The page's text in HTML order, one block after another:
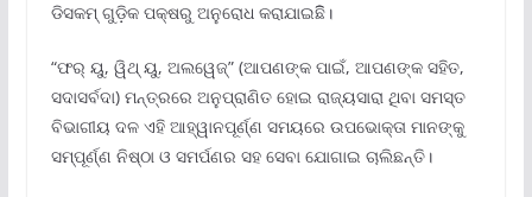
ଡିସକମ୍ ଗୁଡ଼ିକ ପକ୍ଷରୁ ଅନୁରୋଧ କରାଯାଇଛିି।
“ଫର୍ ୟୁ, ୱିଥ୍ ୟୁ, ଅଲୱେଜ୍‌” (ଆପଣଙ୍କ ପାଇଁ, ଆପଣଙ୍କ ସହିତ,
ସଦାସର୍ବଦା) ମନ୍ତ୍ରରେ ଅନୁପ୍ରାଣିତ ହୋଇ ରାଜ୍ୟସାରା ଥିବା ସମସ୍ତ
ବିଭାଗୀୟ ଦଳ ଏହି ଆହ୍ୱାନପୂର୍ଣ୍ଣ ସମୟରେ ଉପଭୋକ୍ତା ମାନଙ୍କୁ
ସମ୍ପୂର୍ଣ୍ଣ ନିଷ୍ଠା ଓ ସମର୍ପଣର ସହ ସେବା ଯୋଗାଇ ଚାଲିଛନ୍ତି।